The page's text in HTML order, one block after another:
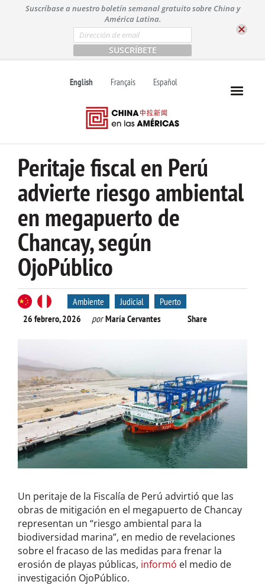
t
Suscríbase a nuestro boletín semanal gratuito sobre China y
América Latina.
E
m
a
i
*
English Français Español
Peritaje fiscal en Perú
advierte riesgo ambiental
en megapuerto de
Chancay, según
OjoPúblico
Ambiente Judicial
Puerto
26 febrero, 2026
porMaría Cervantes Share
Un peritaje de la Fiscalía de Perú advirtió que las
obras de mitigación en el megapuerto de Chancay
representan un “riesgo ambiental para la
biodiversidad marina”, en medio de revelaciones
sobre el fracaso de las medidas para frenar la
erosión de playas públicas, informó el medio de
investigación OjoPúblico.